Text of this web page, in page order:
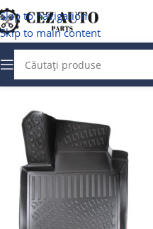
Skip to navigation
Skip to main content